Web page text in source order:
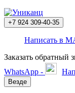
+7 924 309-40-35
Написать в
Заказать обратный
WhatsApp -
Везде